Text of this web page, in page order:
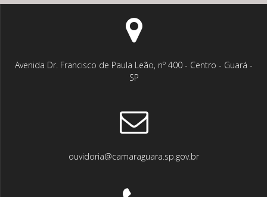
Avenida Dr. Francisco de Paula Leão, nº 400 - Centro - Guará -
SP
ouvidoria@camaraguara.sp.gov.br